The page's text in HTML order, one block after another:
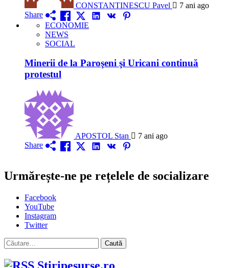
CONSTANTINESCU Pavel
7 ani ago
Share
ECONOMIE
NEWS
SOCIAL
Minerii de la Paroşeni şi Uricani continuă
protestul
APOSTOL Stan
7 ani ago
Share
Urmărește-ne pe rețelele de socializare
Facebook
YouTube
Instagram
Twitter
Caută
după: